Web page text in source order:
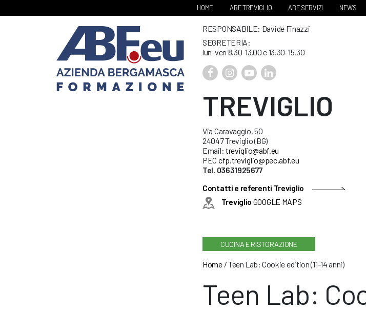
HOME ABF TREVIGLIO ABF SERVIZI NEWS
RESPONSABILE: Davide Finazzi
SEGRETERIA:
lun-ven 8.30-13.00 e 13.30-15.30
TREVIGLIO
Via Caravaggio, 50
24047 Treviglio (BG)
Email: treviglio@abf.eu
PEC cfp.treviglio@pec.abf.eu
Tel. 03631925677
Contatti e referenti Treviglio
Treviglio GOOGLE MAPS
CUCINA E RISTORAZIONE
Home/Teen Lab: Cookie edition (11-14 anni)
Teen Lab: